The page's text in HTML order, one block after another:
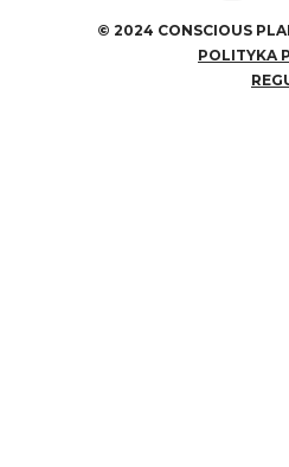
© 2024 CONSCIOUS
POLITYKA